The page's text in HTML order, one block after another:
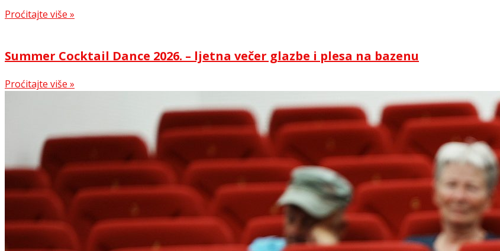
Proćitajte više »
Summer Cocktail Dance 2026. – ljetna večer glazbe i plesa na bazenu
Proćitajte više »